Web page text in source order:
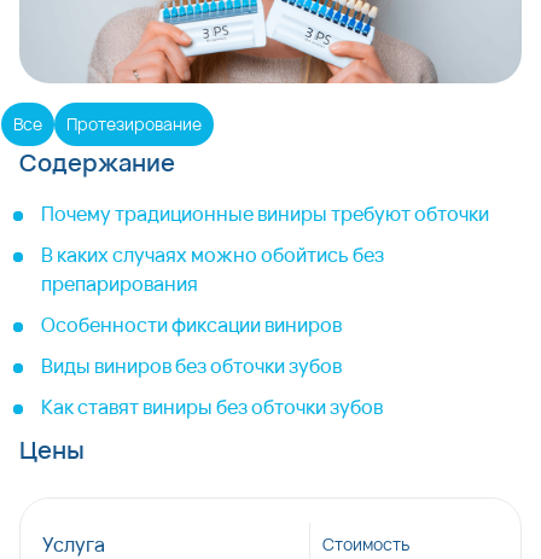
Все Протезирование
Содержание
Почему традиционные виниры требуют обточки
В каких случаях можно обойтись без
препарирования
Особенности фиксации виниров
Виды виниров без обточки зубов
Как ставят виниры без обточки зубов
Цены
Услуга Стоимость